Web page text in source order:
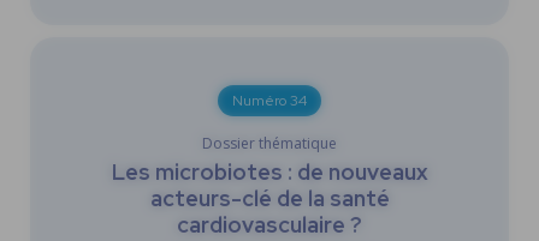
Numéro 34
Dossier thématique
Les microbiotes : de nouveaux
acteurs-clé de la santé
cardiovasculaire ?